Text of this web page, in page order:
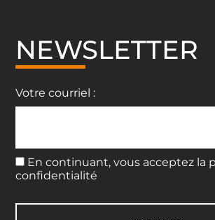
NEWSLETTER
Votre courriel :
En continuant, vous acceptez la
confidentialité